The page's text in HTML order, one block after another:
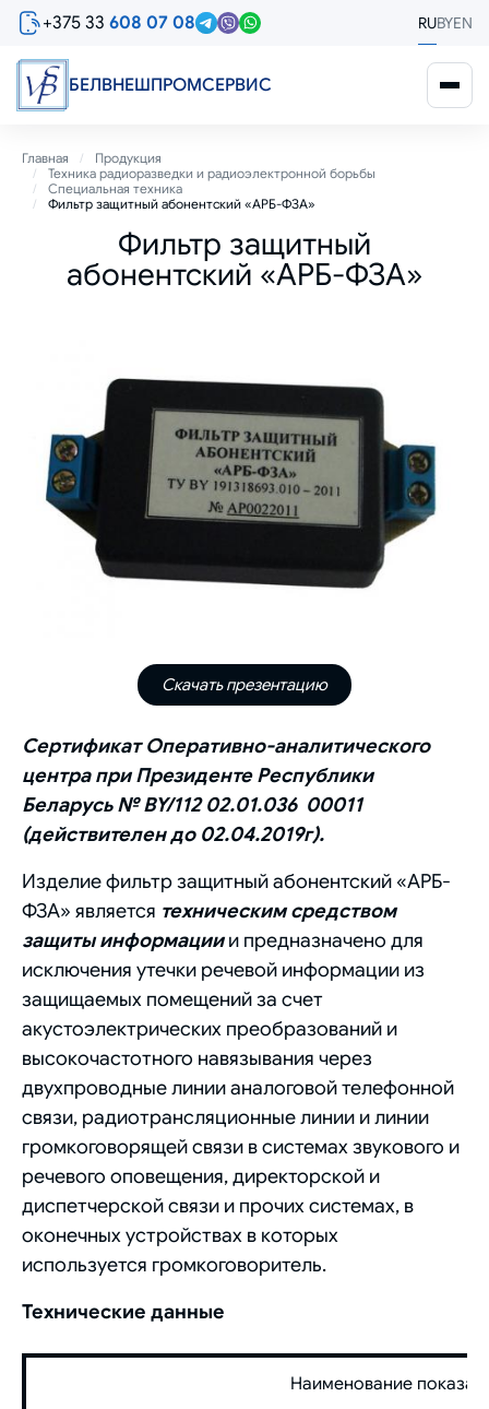
Перейти
содержанию
+375 33 608 07 08 RUBYEN
БЕЛВНЕШПРОМСЕРВИС
Строка
навигации
Главная
Продукция
Техника радиоразведки и радиоэлектронной борьбы
Специальная техника
Фильтр защитный абонентский «АРБ-ФЗА»
Фильтр защитный
абонентский «АРБ-ФЗА»
Скачать презентацию
Сертификат Оперативно-аналитического
центра при Президенте Республики
Беларусь № BY/112 02.01.036 00011
(действителен до 02.04.2019г).
Изделие фильтр защитный абонентский «АРБ-
ФЗА» является техническим средством
защиты информациии предназначено для
исключения утечки речевой информации из
защищаемых помещений за счет
акустоэлектрических преобразований и
высокочастотного навязывания через
двухпроводные линии аналоговой телефонной
связи, радиотрансляционные линии и линии
громкоговорящей связи в системах звукового и
речевого оповещения, директорской и
диспетчерской связи и прочих системах, в
оконечных устройствах в которых
используется громкоговоритель.
Технические данные
Наименование